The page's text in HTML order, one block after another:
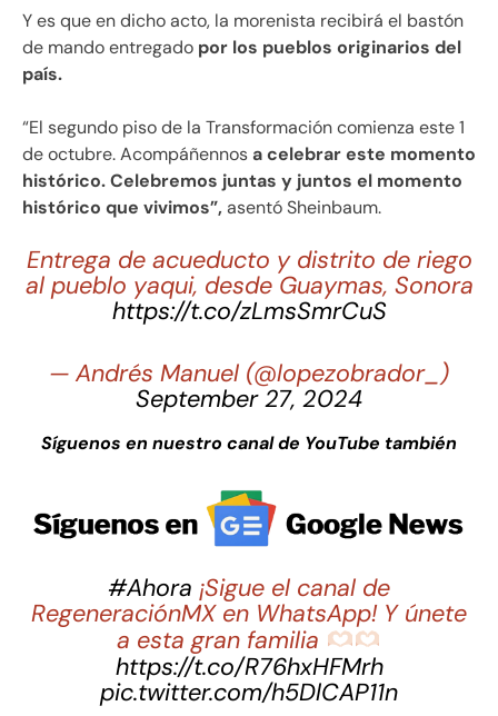
Y es que en dicho acto, la morenista recibirá el bastón
de mando entregado por los pueblos originarios del
país.
“El segundo piso de la Transformación comienza este 1
de octubre. Acompáñennosa celebrar este momento
histórico. Celebremos juntas y juntos el momento
histórico que vivimos”, asentó Sheinbaum.
Entrega de acueducto y distrito de riego
al pueblo yaqui, desde Guaymas, Sonora
https://t.co/zLmsSmrCuS
— Andrés Manuel (@lopezobrador_)
September 27, 2024
Síguenos en nuestro canal de YouTube también
#Ahora ¡Sigue el canal de
RegeneraciónMX en WhatsApp! Y únete
a esta gran familia
https://t.co/R76hxHFMrh
pic.twitter.com/h5DlCAP11n